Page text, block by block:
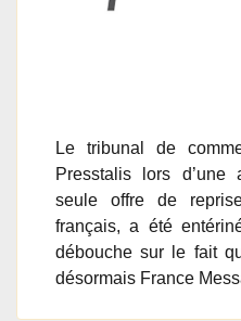
Le tribunal de
Presstalis lors d’une
seule offre de
français, a été
débouche sur le fait
désormais France